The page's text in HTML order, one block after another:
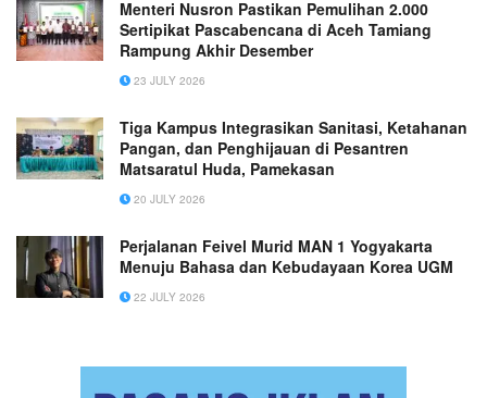
Menteri Nusron Pastikan Pemulihan 2.000
Sertipikat Pascabencana di Aceh Tamiang
Rampung Akhir Desember
23 JULY 2026
Tiga Kampus Integrasikan Sanitasi, Ketahanan
Pangan, dan Penghijauan di Pesantren
Matsaratul Huda, Pamekasan
20 JULY 2026
Perjalanan Feivel Murid MAN 1 Yogyakarta
Menuju Bahasa dan Kebudayaan Korea UGM
22 JULY 2026